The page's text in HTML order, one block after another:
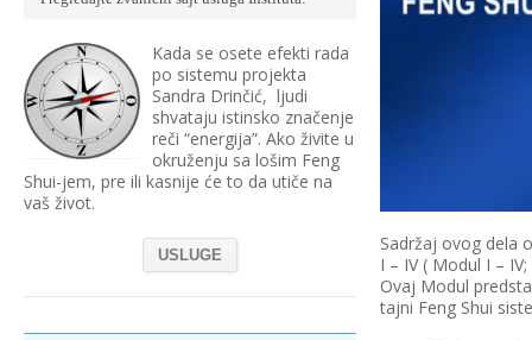
Sadržaj ovog dela
I – IV ( Modul I –
Ovaj Modul
tajni Feng Shui
Kada se osete efekti rada
po sistemu projekta
Sandra Drinčić, ljudi
shvataju istinsko značenje
reči “energija”. Ako živite u
okruženju sa lošim Feng
Shui-jem, pre ili kasnije će to da utiče na
vaš život.
USLUGE